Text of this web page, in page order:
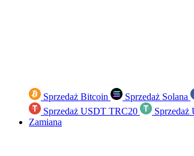
Sprzedaż Bitcoin Sprzedaż Solana
Sprzedaż USDT TRC20
Zamiana